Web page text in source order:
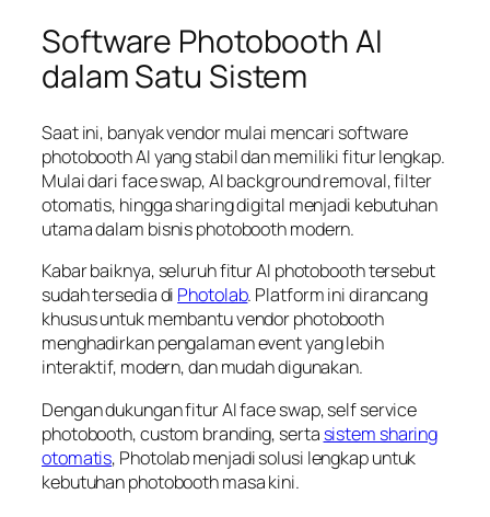
Software Photobooth AI
dalam Satu Sistem
Saat ini, banyak vendor mulai mencari software
photobooth AI yang stabil dan memiliki fitur lengkap.
Mulai dari face swap, AI background removal, filter
otomatis, hingga sharing digital menjadi kebutuhan
utama dalam bisnis photobooth modern.
Kabar baiknya, seluruh fitur AI photobooth tersebut
sudah tersedia di Photolab. Platform ini dirancang
khusus untuk membantu vendor photobooth
menghadirkan pengalaman event yang lebih
interaktif, modern, dan mudah digunakan.
Dengan dukungan fitur AI face swap, self service
photobooth, custom branding, serta sistem sharing
otomatis, Photolab menjadi solusi lengkap untuk
kebutuhan photobooth masa kini.